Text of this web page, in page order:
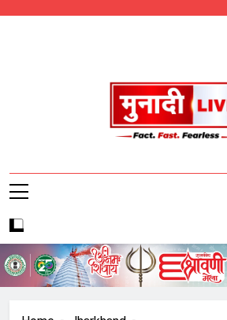
Munadi Live –